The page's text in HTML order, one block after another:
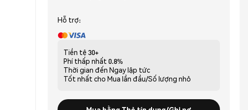
Hỗ trợ:
Tiền tệ 30+
Phí thấp nhất 0.8%
Thời gian đến Ngay lập tức
Tốt nhất cho Mua lần đầu/Số lượng nhỏ